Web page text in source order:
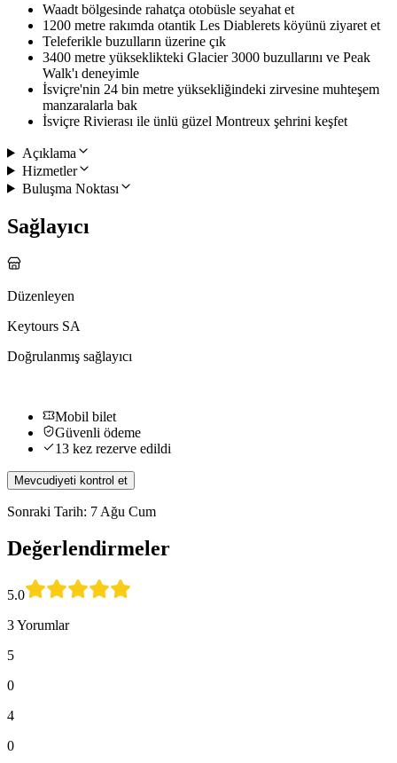
Waadt bölgesinde rahatça otobüsle seyahat et
1200 metre rakımda otantik Les Diablerets köyünü ziyaret et
Teleferikle buzulların üzerine çık
3400 metre yükseklikteki Glacier 3000 buzullarını ve Peak
Walk'ı deneyimle
İsviçre'nin 24 bin metre yüksekliğindeki zirvesine muhteşem
manzaralarla bak
İsviçre Rivierası ile ünlü güzel Montreux şehrini keşfet
Açıklama
Hizmetler
Buluşma Noktası
Sağlayıcı
Düzenleyen
Keytours SA
Doğrulanmış sağlayıcı
Mobil bilet
Güvenli ödeme
13 kez rezerve edildi
Mevcudiyeti kontrol et
Sonraki Tarih: 7 Ağu Cum
Değerlendirmeler
5.0
3 Yorumlar
5
0
4
0